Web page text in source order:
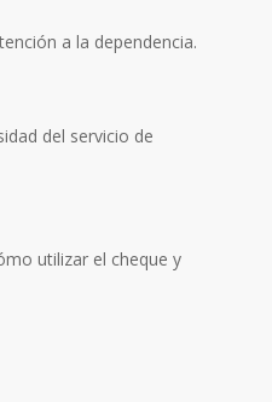
a la dependencia.
del servicio de
utilizar el cheque y